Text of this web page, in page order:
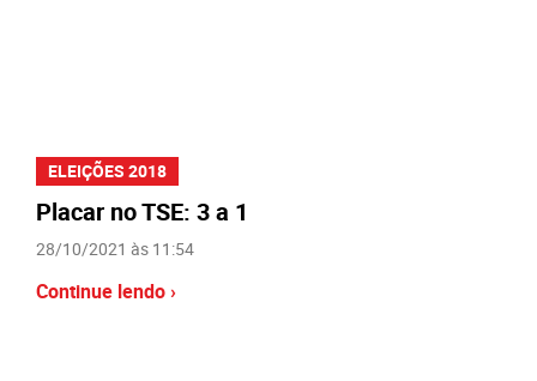
ELEIÇÕES 2018
Placar no TSE: 3 a 1
28/10/2021 às 11:54
Continue lendo ›